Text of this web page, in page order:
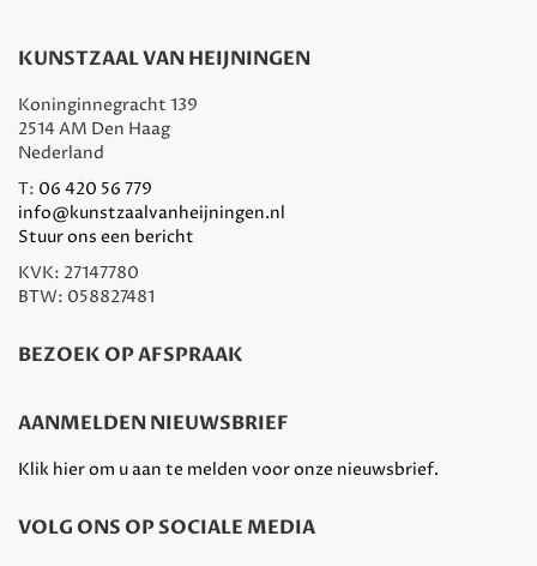
KUNSTZAAL VAN HEIJNINGEN
Koninginnegracht 139
2514 AM Den Haag
Nederland
T: 06 420 56 779
info@kunstzaalvanheijningen.nl
Stuur ons een bericht
KVK: 27147780
BTW: 058827481
BEZOEK OP AFSPRAAK
AANMELDEN NIEUWSBRIEF
Klik hier om u aan te melden voor onze nieuwsbrief.
VOLG ONS OP SOCIALE MEDIA